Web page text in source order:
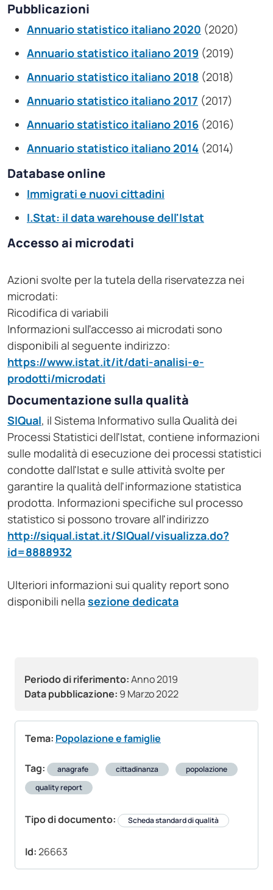
Periodo di riferimento:Anno 2019
Data pubblicazione: 9 Marzo 2022
Tema: Popolazione e famiglie
Tag: anagrafe cittadinanza
popolazione
quality report
Tipo di documento: Scheda standard di qualità
Id:26663
Pubblicazioni
Annuario statistico italiano 2020 (2020)
Annuario statistico italiano 2019 (2019)
Annuario statistico italiano 2018 (2018)
Annuario statistico italiano 2017 (2017)
Annuario statistico italiano 2016 (2016)
Annuario statistico italiano 2014 (2014)
Database online
Immigrati e nuovi cittadini
I.Stat: il data warehouse dell'Istat
Accesso ai microdati
Azioni svolte per la tutela della riservatezza nei
microdati:
Ricodifica di variabili
Informazioni sull'accesso ai microdati sono
disponibili al seguente indirizzo:
https://www.istat.it/it/dati-analisi-e-
prodotti/microdati
Documentazione sulla qualità
SIQual, il Sistema Informativo sulla Qualità dei
Processi Statistici dell'Istat, contiene informazioni
sulle modalità di esecuzione dei processi statistici
condotte dall'Istat e sulle attività svolte per
garantire la qualità dell'informazione statistica
prodotta. Informazioni specifiche sul processo
statistico si possono trovare all'indirizzo
http://siqual.istat.it/SIQual/visualizza.do?
id=8888932
Ulteriori informazioni sui quality report sono
disponibili nella sezione dedicata